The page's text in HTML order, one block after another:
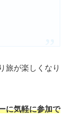
旅が楽しくなり
に気軽に参加で